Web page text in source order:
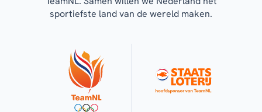
sportiefste land van de wereld maken.